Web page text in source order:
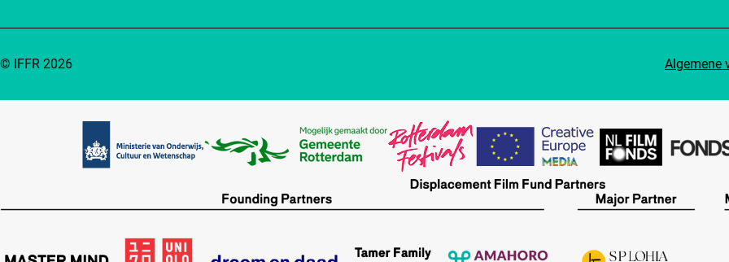
Algemene
© IFFR 2026